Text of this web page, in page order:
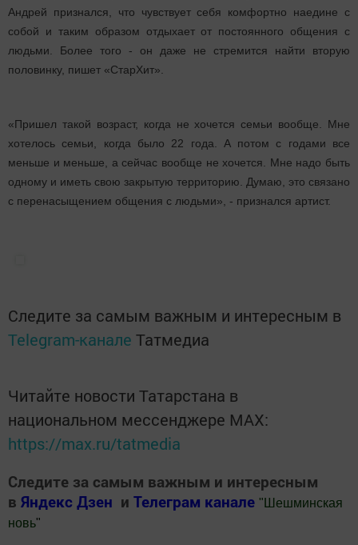
Андрей признался, что чувствует себя комфортно наедине с
собой и таким образом отдыхает от постоянного общения с
людьми. Более того - он даже не стремится найти вторую
половинку, пишет «СтарХит».
«Пришел такой возраст, когда не хочется семьи вообще. Мне
хотелось семьи, когда было 22 года. А потом с годами все
меньше и меньше, а сейчас вообще не хочется. Мне надо быть
одному и иметь свою закрытую территорию. Думаю, это связано
с перенасыщением общения с людьми», - признался артист.
Следите за самым важным и интересным в
Telegram-канале Татмедиа
Читайте новости Татарстана в
национальном мессенджере MАХ:
https://max.ru/tatmedia
Следите за самым важным и интересным
в Яндекс Дзен и Телеграм канале " Шешминская
новь"